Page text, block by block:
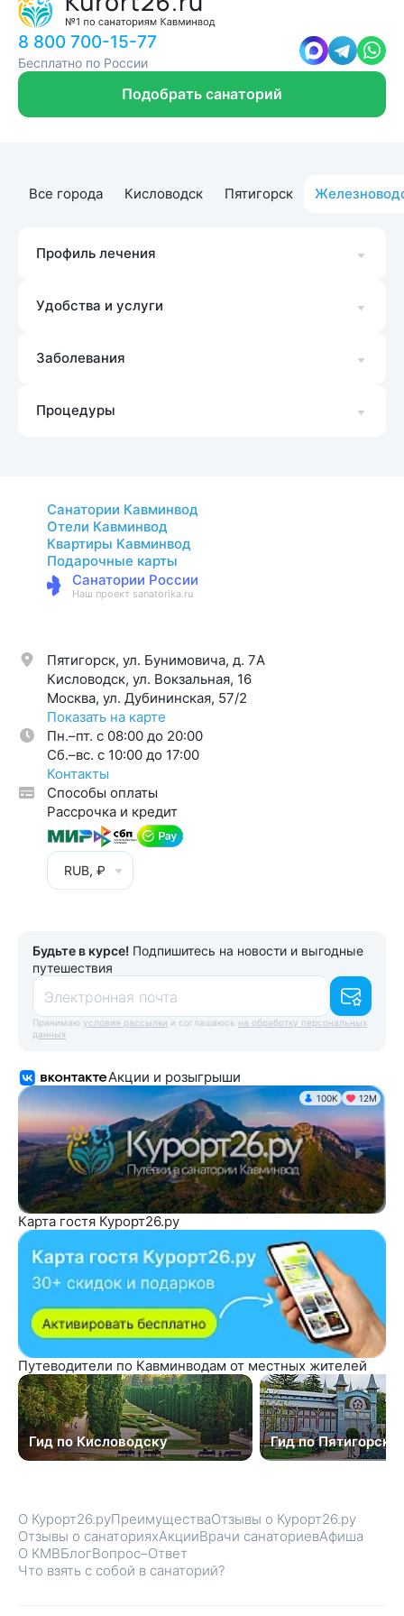
8 800 700-15-77
Бесплатно по России
Подобрать санаторий
Все города Кисловодск Пятигорск
Профиль лечения
Удобства и услуги
Заболевания
Процедуры
Санатории Кавминвод
Отели Кавминвод
Квартиры Кавминвод
Подарочные карты
Санатории России
Наш проект sanatorika.ru
Пятигорск, ул. Бунимовича, д. 7A
Кисловодск, ул. Вокзальная, 16
Москва, ул. Дубининская, 57/2
Показать на карте
Пн.–пт. с 08:00 до 20:00
Cб.–вс. с 10:00 до 17:00
Контакты
Способы оплаты
Рассрочка и кредит
RUB, ₽
Будьте в курсе! Подпишитесь на новости и выгодные
путешествия
Электронная почта
Принимаю условия рассылки и соглашаюсь на обработку персональных
данных
Акции и розыгрыши
100K 12М
Карта гостя Курорт26.ру
Путеводители по Кавминводам от местных жителей
Гид по Кисловодску Гид по Пятигорску
О Курорт26.руПреимуществаОтзывы о Курорт26.ру
Отзывы о санаторияхАкцииВрачи санаториевАфиша
О КМВБлогВопрос–Ответ
Что взять с собой в санаторий?